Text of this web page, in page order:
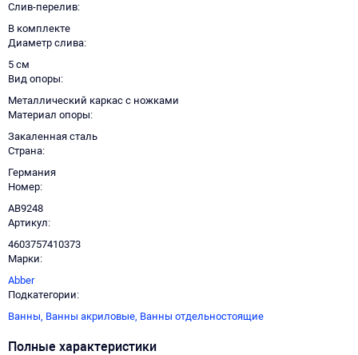
Слив-перелив
В комплекте
Диаметр слива
5 см
Вид опоры
Металлический каркас с ножками
Материал опоры
Закаленная сталь
Страна
Германия
Номер
AB9248
Артикул
4603757410373
Марки
Abber
Подкатегории
Ванны, Ванны акриловые, Ванны отдельностоящие
Полные характеристики